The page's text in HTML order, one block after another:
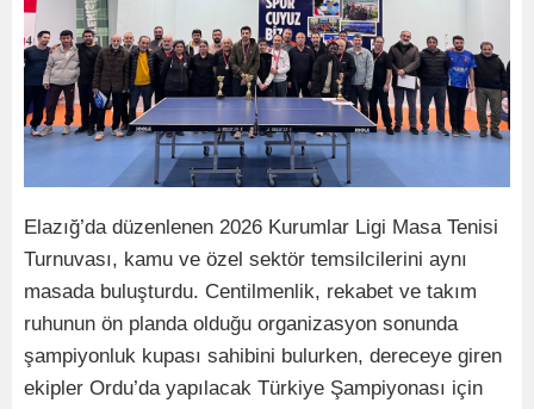
Elazığ’da düzenlenen 2026 Kurumlar Ligi Masa Tenisi
Turnuvası, kamu ve özel sektör temsilcilerini aynı
masada buluşturdu. Centilmenlik, rekabet ve takım
ruhunun ön planda olduğu organizasyon sonunda
şampiyonluk kupası sahibini bulurken, dereceye giren
ekipler Ordu’da yapılacak Türkiye Şampiyonası için